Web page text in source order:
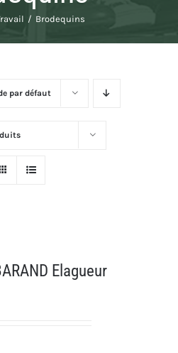
Brodequins
par défaut
Elagueur